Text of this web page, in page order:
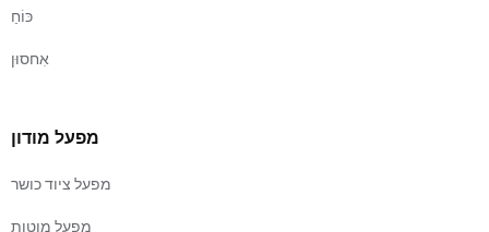
כּוֹחַ
אִחסוּן
מפעל מודון
מפעל ציוד כושר
מפעל מוטות